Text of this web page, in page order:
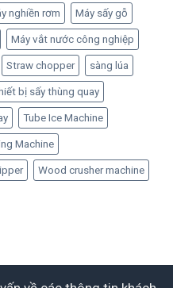
nghiền rơm Máy sấy gỗ
Máy vắt nước công nghiệp
Straw chopper sàng lúa
bị sấy thùng quay
Tube Ice Machine
Machine
Wood crusher machine